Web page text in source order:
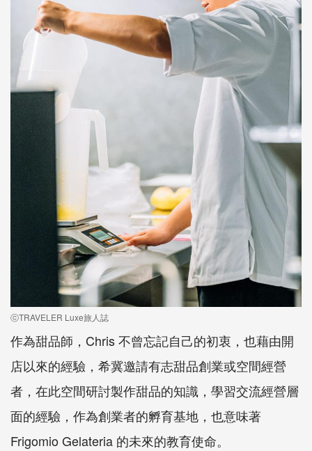
ⓒTRAVELER Luxe旅人誌
作為甜品師，Chris 不曾忘記自己的初衷，也藉由開
店以來的經驗，希冀邀請有志甜品創業或空間經營
者，在此空間研討製作甜品的知識，學習交流經營層
面的經驗，作為創業者的孵育基地，也意味著
Frigomio Gelateria 的未來的教育使命。